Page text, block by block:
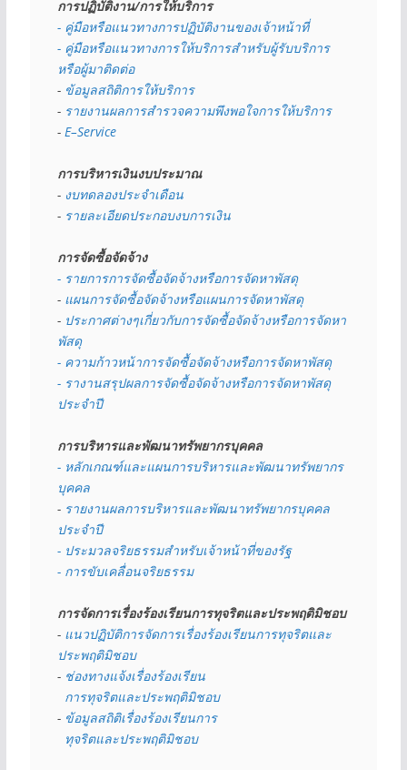
การปฏิบัติงาน/การให้บริการ
- คู่มือหรือแนวทางการปฏิบัติงานของเจ้าหน้าที่
- คู่มือหรือแนวทางการให้บริการสำหรับผู้รับบริการ
หรือผู้มาติดต่อ
- ข้อมูลสถิติการให้บริการ
- รายงานผลการสำรวจความพึงพอใจการให้บริการ
- E–Service
การบริหารเงินงบประมาณ
- งบทดลองประจำเดือน
- รายละเอียดประกอบงบการเงิน
การจัดซื้อจัดจ้าง
- รายการการจัดซื้อจัดจ้างหรือการจัดหาพัสดุ
- แผนการจัดซื้อจัดจ้างหรือแผนการจัดหาพัสดุ
- ประกาศต่างๆเกี่ยวกับการจัดซื้อจัดจ้างหรือการจัดหา
พัสดุ
- ความก้าวหน้าการจัดซื้อจัดจ้างหรือการจัดหาพัสดุ
- รางานสรุปผลการจัดซื้อจัดจ้างหรือการจัดหาพัสดุ
ประจำปี
การบริหารและพัฒนาทรัพยากรบุคคล
- หลักเกณฑ์และแผนการบริหารและพัฒนาทรัพยากร
บุคคล
- รายงานผลการบริหารและพัฒนาทรัพยากรบุคคล
ประจำปี
- ประมวลจริยธรรมสำหรับเจ้าหน้าที่ของรัฐ
- การขับเคลื่อนจริยธรรม
การจัดการเรื่องร้องเรียนการทุจริตและประพฤติมิชอบ
- แนวปฏิบัติการจัดการเรื่องร้องเรียนการทุจริตและ
ประพฤติมิชอบ
- ช่องทางแจ้งเรื่องร้องเรียน
  การทุจริตและประพฤติมิชอบ
- ข้อมูลสถิติเรื่องร้องเรียนการ
  ทุจริตและประพฤติมิชอบ